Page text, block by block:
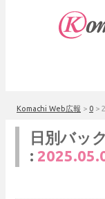
Komachi Web広報 > 0 >
日別バッ
: